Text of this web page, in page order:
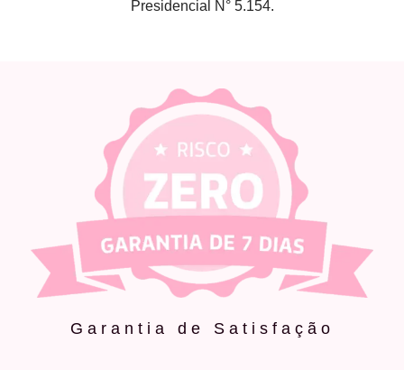
Presidencial N° 5.154.
Garantia de Satisfação